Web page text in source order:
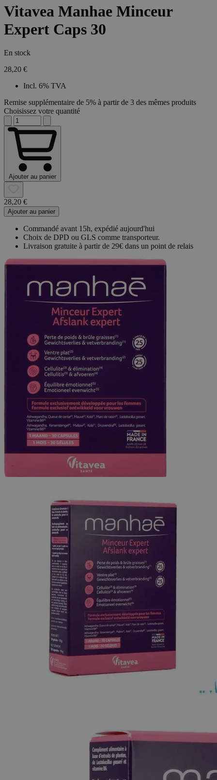
Vitavea Manhae Minceur
Expert Caps 30
En stock
28,20 €
Incl. 6% TVA
Remise supplémentaire de 5% à partir de 3 des mêmes produits
Choisissez votre quantité
Ajouter au panier
28,20 €
Ajouter au panier
Commandé avant 15h, expédié aujourd'hui
Choix de DPD ou GLS comme transporteur.
Livraison gratuite à partir de 29€ dans un point de relais